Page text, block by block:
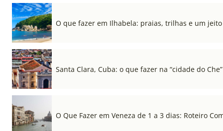
O que fazer em Ilhabela: praias, trilhas e um
Santa Clara, Cuba: o que fazer na “cidade do Che”
O Que Fazer em Veneza de 1 a 3 dias: Roteiro